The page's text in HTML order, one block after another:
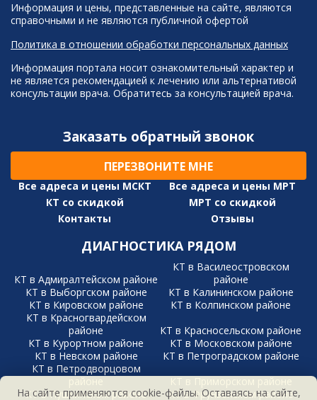
Информация и цены, представленные на сайте, являются
справочными и не являются публичной офертой
Политика в отношении обработки персональных данных
Информация портала носит ознакомительный характер и
не является рекомендацией к лечению или альтернативой
консультации врача. Обратитесь за консультацией врача.
Заказать обратный звонок
ПЕРЕЗВОНИТЕ МНЕ
Все адреса и цены МСКТ
Все адреса и цены МРТ
КТ со скидкой
МРТ со скидкой
Контакты
Отзывы
ДИАГНОСТИКА РЯДОМ
КТ в Адмиралтейском районе
КТ в Василеостровском
районе
КТ в Выборгском районе
КТ в Калининском районе
КТ в Кировском районе
КТ в Колпинском районе
КТ в Красногвардейском
районе
КТ в Красносельском районе
КТ в Курортном районе
КТ в Московском районе
КТ в Невском районе
КТ в Петроградском районе
КТ в Петродворцовом
районе
КТ в Приморском районе
КТ в Пушкинском районе
КТ в Фрунзенском районе
На сайте применяются cookie-файлы. Оставаясь на сайте,